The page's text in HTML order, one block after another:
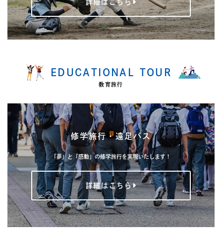
詳細はこちら
EDUCATIONAL TOUR
教育旅行
修学旅行・遠足バス
「夢」と「感動」の修学旅行を実現いたします！
詳細はこちら